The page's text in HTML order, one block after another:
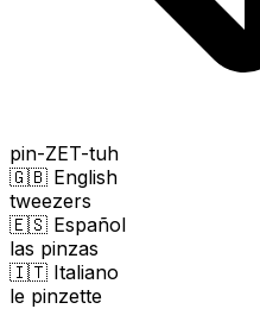
pin-ZET-tuh
🇬🇧 English
tweezers
🇪🇸 Español
las pinzas
🇮🇹 Italiano
le pinzette